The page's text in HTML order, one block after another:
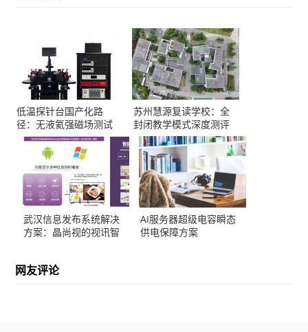
低温探针台国产化路
径：无液氦强磁场测试
方案解析
苏州慧源复读学校：全
封闭教学模式深度测评
武汉信息发布系统解决
方案：晶尚视的视讯智
AI服务器超级电容瞬态
供电保障方案
网友评论